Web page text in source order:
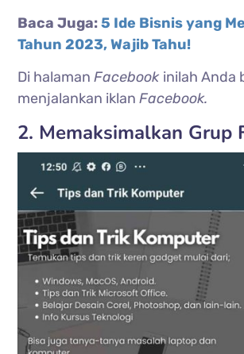
Baca Juga:5 Ide Bisnis yang
Tahun 2023, Wajib Tahu!
Di halamanFacebook inilah Anda
menjalankan iklanFacebook.
2. Memaksimalkan Grup